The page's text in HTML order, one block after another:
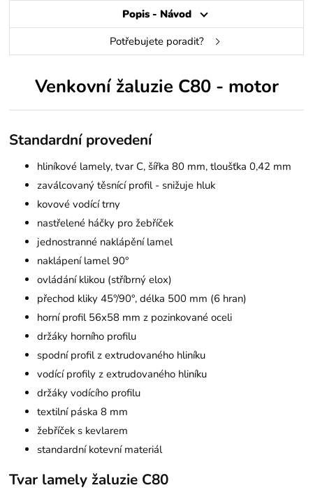
Popis - Návod
Potřebujete poradit?
Venkovní žaluzie C80 - motor
Standardní provedení
hliníkové lamely, tvar C, šířka 80 mm, tloušťka 0,42 mm
zaválcovaný těsnící profil - snižuje hluk
kovové vodící trny
nastřelené háčky pro žebříček
jednostranné naklápění lamel
naklápení lamel 90°
ovládání klikou (stříbrný elox)
přechod kliky 45°/90°, délka 500 mm (6 hran)
horní profil 56x58 mm z pozinkované oceli
držáky horního profilu
spodní profil z extrudovaného hliníku
vodící profily z extrudovaného hliníku
držáky vodícího profilu
textilní páska 8 mm
žebříček s kevlarem
standardní kotevní materiál
Tvar lamely žaluzie C80